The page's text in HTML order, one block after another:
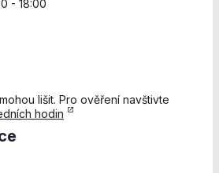
- 18:00
lišit. Pro ověření navštivte
hodin